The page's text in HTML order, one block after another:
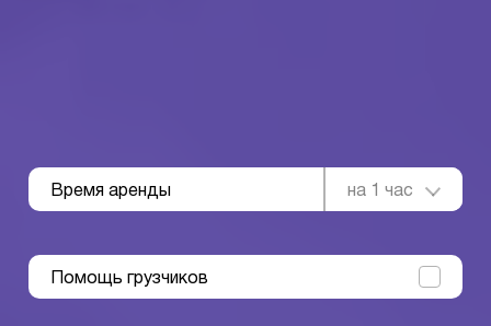
Время аренды на 1 час
Помощь грузчиков